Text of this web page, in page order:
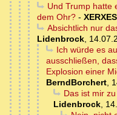
Und Trump hatte
dem Ohr? - XERXES
Absichtlich nur
Lidenbrock,
Ich würde es
ausschließen,
Explosion einer
BerndBorchert,
Das ist mir
Lidenbrock,